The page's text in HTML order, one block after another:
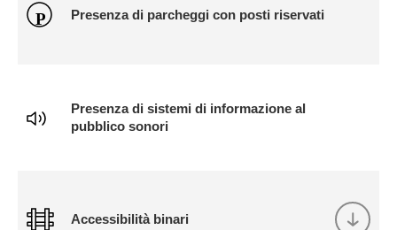
Presenza di parcheggi con posti riservati
Presenza di sistemi di informazione al
pubblico sonori
Accessibilità binari